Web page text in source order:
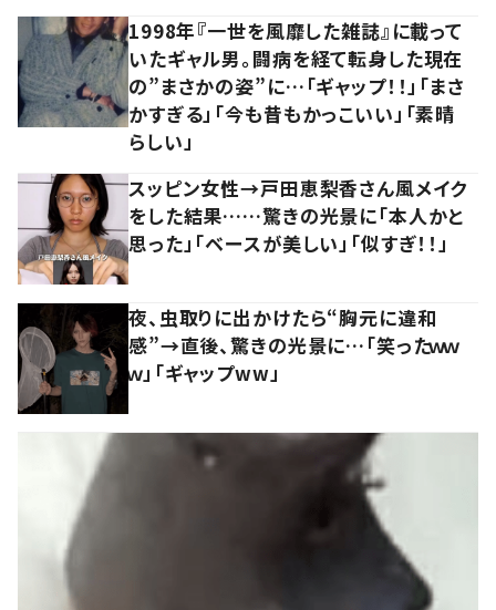
1998年『一世を風靡した雑誌』に載って
いたギャル男。闘病を経て転身した現在
の”まさかの姿”に…「ギャップ！！」「まさ
かすぎる」「今も昔もかっこいい」「素晴
らしい」
スッピン女性→戸田恵梨香さん風メイク
をした結果……驚きの光景に「本人かと
思った」「ベースが美しい」「似すぎ！！」
夜、虫取りに出かけたら“胸元に違和
感”→直後、驚きの光景に…「笑ったｗｗ
ｗ」「ギャップww」